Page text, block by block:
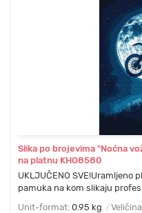
Slika po brojevima "Noćna
na platnu KHO8580
UKLJUČENO SVE!Uramljeno
pamuka na kom slikaju
Unit-format: 0.95 kg